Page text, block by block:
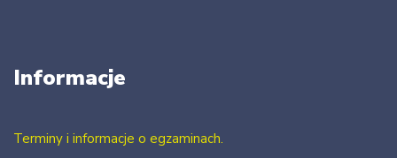
Informacje
Terminy i informacje o egzaminach.